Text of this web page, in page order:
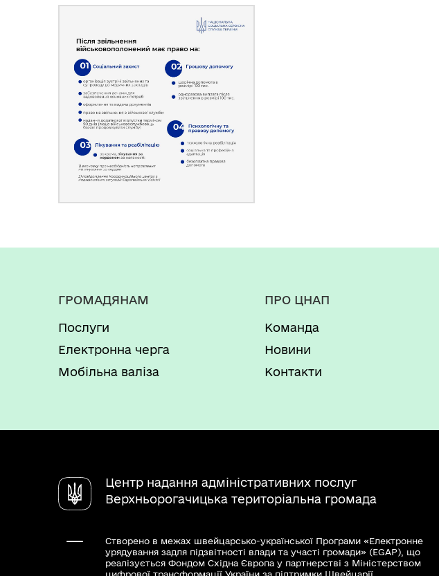
ГРОМАДЯНАМ
Послуги
Електронна черга
Мобільна валіза
ПРО ЦНАП
Команда
Новини
Контакти
Центр надання адміністративних послуг
Верхньорогачицька територіальна громада
Створено в межах швейцарсько-української Програми «Електронне
урядування задля підзвітності влади та участі громади» (EGAP), що
реалізується Фондом Східна Європа у партнерстві з Міністерством
цифрової трансформації України за підтримки Швейцарії.